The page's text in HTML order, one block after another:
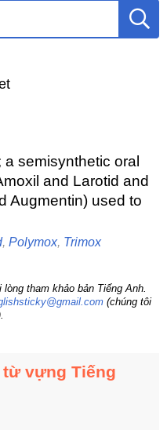
a semisynthetic oral
and Larotid and
Augmentin) used to
, Polymox, Trimox
tham khảo bản Tiếng Anh.
(chúng tôi
từ vựng Tiếng